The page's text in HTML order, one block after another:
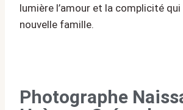
lumière l’amour et la complicité
nouvelle famille.
Photographe